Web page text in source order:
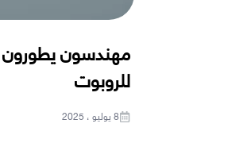
مهندسون يطورون
للروبوت
8 يوليو ، 2025